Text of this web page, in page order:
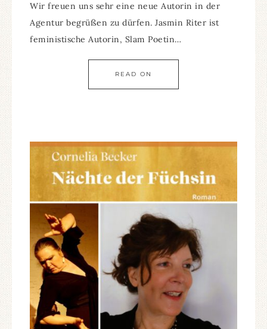
Wir freuen uns sehr eine neue Autorin in der
Agentur begrüßen zu dürfen. Jasmin Riter ist
feministische Autorin, Slam Poetin…
READ ON